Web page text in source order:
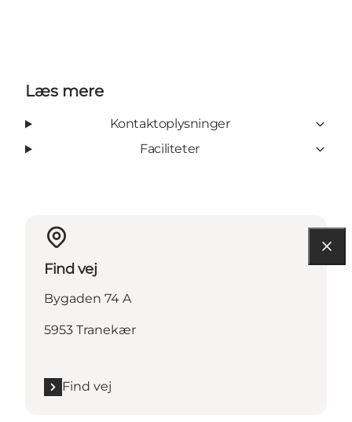
Læs mere
Kontaktoplysninger
Faciliteter
Find vej
Bygaden 74 A
5953 Tranekær
Find vej